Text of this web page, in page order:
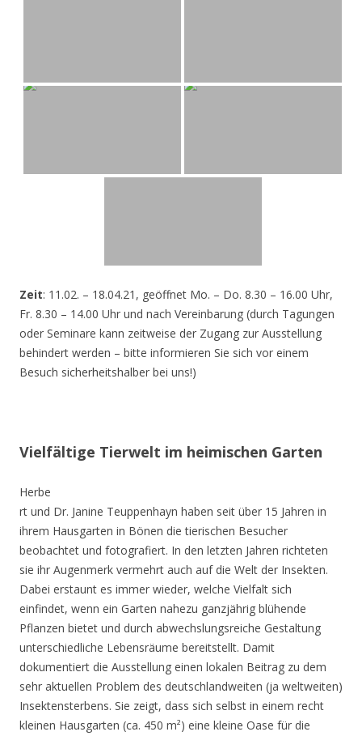
Zeit: 11.02. – 18.04.21, geöffnet Mo. – Do. 8.30 – 16.00 Uhr,
Fr. 8.30 – 14.00 Uhr und nach Vereinbarung (durch Tagungen
oder Seminare kann zeitweise der Zugang zur Ausstellung
behindert werden – bitte informieren Sie sich vor einem
Besuch sicherheitshalber bei uns!)
Vielfältige Tierwelt im heimischen Garten
Herbe
rt und Dr. Janine Teuppenhayn haben seit über 15 Jahren in
ihrem Hausgarten in Bönen die tierischen Besucher
beobachtet und fotografiert. In den letzten Jahren richteten
sie ihr Augenmerk vermehrt auch auf die Welt der Insekten.
Dabei erstaunt es immer wieder, welche Vielfalt sich
einfindet, wenn ein Garten nahezu ganzjährig blühende
Pflanzen bietet und durch abwechslungsreiche Gestaltung
unterschiedliche Lebensräume bereitstellt. Damit
dokumentiert die Ausstellung einen lokalen Beitrag zu dem
sehr aktuellen Problem des deutschlandweiten (ja weltweiten)
Insektensterbens. Sie zeigt, dass sich selbst in einem recht
kleinen Hausgarten (ca. 450 m²) eine kleine Oase für die